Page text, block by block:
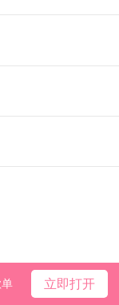
立即打开